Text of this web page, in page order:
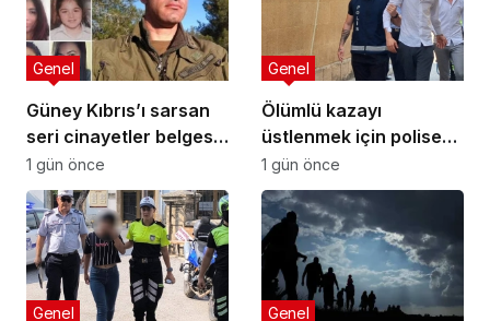
Güney Kıbrıs’ı sarsan
seri cinayetler belgesel
oldu
Genel
1 gün önce
Ölümlü kazayı
üstlenmek için polise
yalan beyanda bulundu
Genel
1 gün önce
Genel Genel